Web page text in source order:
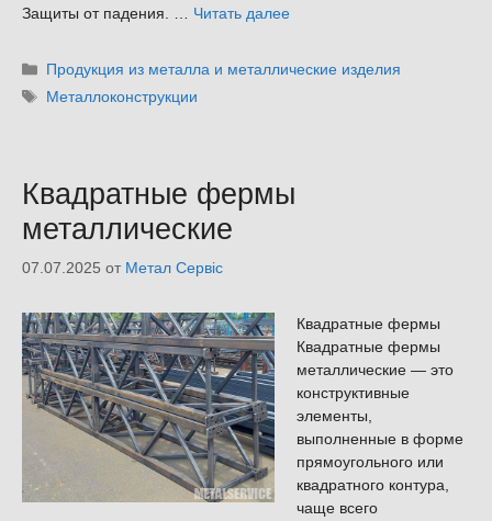
Защиты от падения. … Читать далее
Рубрики
Продукция из металла и металлические изделия
Метки
Металлоконструкции
Квадратные фермы
металлические
07.07.2025 от Метал Сервіс
Квадратные фермы
Квадратные фермы
металлические — это
конструктивные
элементы,
выполненные в форме
прямоугольного или
квадратного контура,
чаще всего